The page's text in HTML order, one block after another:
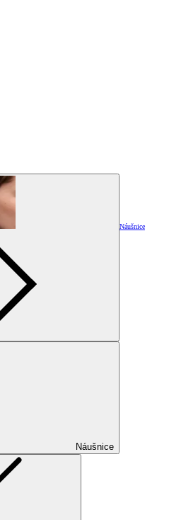
Náušnice
Náušnice